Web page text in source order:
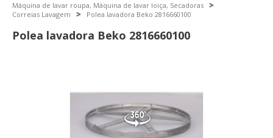
Máquina de lavar roupa, Máquina de lavar loiça, Secadoras
Correias Lavagem
Polea lavadora Beko 2816660100
Polea lavadora Beko 2816660100